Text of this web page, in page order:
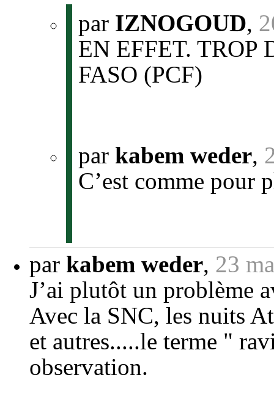
par IZNOGOUD,
EN EFFET.
FASO (PCF)
par kabem weder,
C’est comme pour
par kabem weder, 23
J’ai plutôt un problème
Avec la SNC, les nuits
et autres.....le terme "
observation.